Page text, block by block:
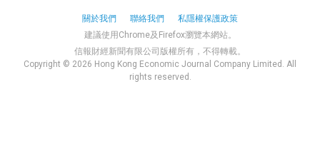
關於我們 聯絡我們
私隱權保護政策
建議使用Chrome及Firefox瀏覽本網站。
信報財經新聞有限公司版權所有，不得轉載。
Copyright © 2026 Hong Kong Economic Journal Company Limited. All
rights reserved.